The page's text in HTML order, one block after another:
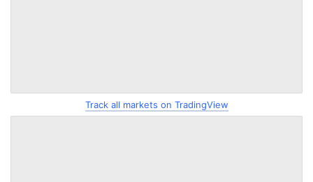
Track all markets on TradingView